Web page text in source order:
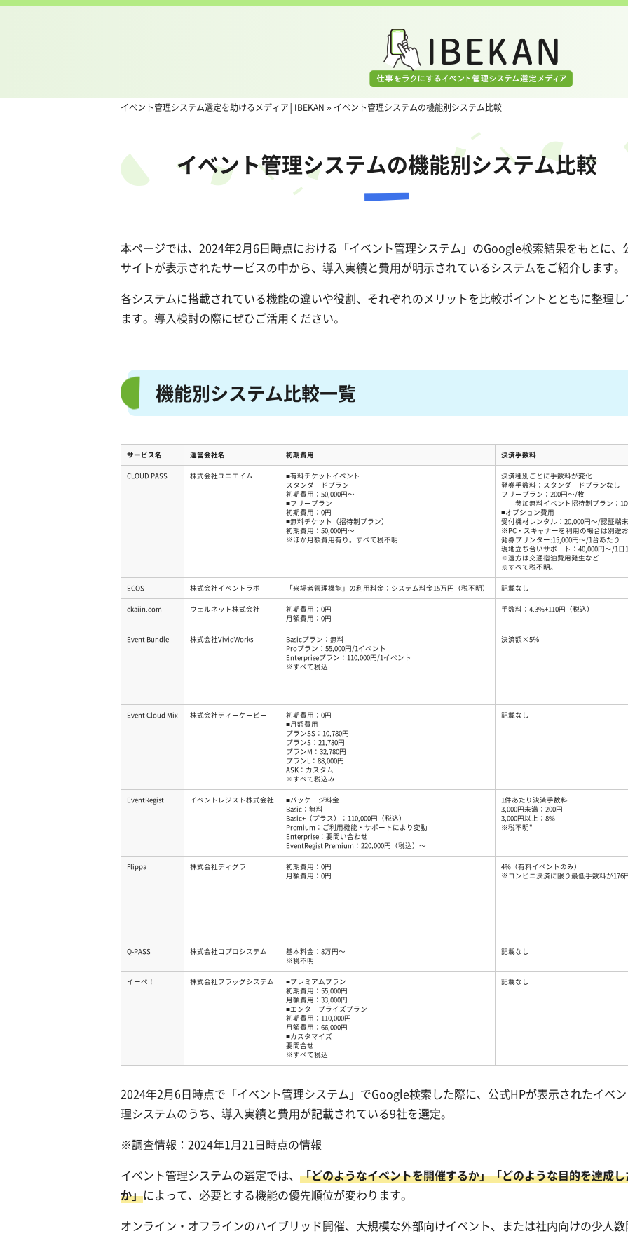
イベント管理システム選定を助けるメディア│IBEKAN » イベント管理システムの機能別システム比較
イベント管理システムの機能別システム比較
本ページでは、2024年2月6日時点における「イベント管理システム」のGoogle検索結果をもとに、
サイトが表示されたサービスの中から、導入実績と費用が明示されているシステムをご紹介します。
各システムに搭載されている機能の違いや役割、それぞれのメリットを比較ポイントとともに整理し
ます。導入検討の際にぜひご活用ください。
機能別システム比較一覧
サービス名 運営会社名 初期費用 決済手数料
CLOUD PASS 株式会社ユニエイム
■有料チケットイベント
スタンダードプラン
初期費用：50,000円～
■フリープラン
初期費用：0円
■無料チケット（招待制プラン）
初期費用：50,000円～
※ほか月額費用有り。すべて税不明
決済種別ごとに手数料が変化
発券手数料：スタンダードプランなし
フリープラン：200円～/枚
参加無料イベント招待制プラン：
■オプション費用
受付機材レンタル：20,000円～/認証端末
※PC・スキャナーを利用の場合は別途お
発券プリンター:15,000円～/1台あたり
現地立ち合いサポート：40,000円～/1日
※遠方は交通宿泊費用発生など
※すべて税不明。
ECOS 株式会社イベントラボ 「来場者管理機能」の利用料金：システム料金15万円（税不明） 記載なし
ekaiin.com ウェルネット株式会社
初期費用：0円
月額費用：0円
手数料：4.3%+110円（税込）
Event Bundle 株式会社VividWorks
Basicプラン：無料
Proプラン：55,000円/1イベント
Enterpriseプラン：110,000円/1イベント
※すべて税込
決済額×5％
Event Cloud Mix 株式会社ティーケーピー
初期費用：0円
■月額費用
プランSS：10,780円
プランS：21,780円
プランM：32,780円
プランL：88,000円
ASK：カスタム
※すべて税込み
記載なし
EventRegist イベントレジスト株式会社
■パッケージ料金
Basic：無料
Basic+（プラス）：110,000円（税込）
Premium：ご利用機能・サポートにより変動
Enterprise：要問い合わせ
EventRegist Premium：220,000円（税込）～
1件あたり決済手数料
3,000円未満：200円
3,000円以上：8%
※税不明"
Flippa 株式会社ディグラ
初期費用：0円
月額費用：0円
4%（有料イベントのみ）
※コンビニ決済に限り最低手数料が176
Q-PASS 株式会社コプロシステム
基本料金：8万円～
※税不明
記載なし
イーベ！ 株式会社フラッグシステム
■プレミアムプラン
初期費用：55,000円
月額費用：33,000円
■エンタープライズプラン
初期費用：110,000円
月額費用：66,000円
■カスタマイズ
要問合せ
※すべて税込
記載なし
2024年2月6日時点で「イベント管理システム」でGoogle検索した際に、公式HPが表示されたイベ
理システムのうち、導入実績と費用が記載されている9社を選定。
※調査情報：2024年1月21日時点の情報
イベント管理システムの選定では、 「どのようなイベントを開催するか」「どのような目的を達成
か」によって、必要とする機能の優先順位が変わります。
オンライン・オフラインのハイブリッド開催、大規模な外部向けイベント、または社内向けの少人数